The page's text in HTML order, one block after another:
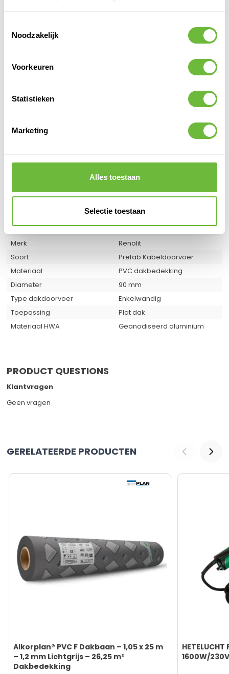
Noodzakelijk
Voorkeuren
Statistieken
Marketing
Alles toestaan
Selectie toestaan
VOOR EN NADELEN
Speciaal voor PVC daken
Eenvoudig te installeren
9509448752454
PVC
Bevestigingsflens
Ja
Merk
Renolit
Soort
Prefab Kabeldoorvoer
Materiaal
PVC dakbedekking
Diameter
90 mm
Type dakdoorvoer
Enkelwandig
Toepassing
Plat dak
Materiaal HWA
Geanodiseerd aluminium
PRODUCT QUESTIONS
Klantvragen
Geen vragen
GERELATEERDE PRODUCTEN
Alkorplan® PVC F Dakbaan – 1,05 x 25 m
– 1,2 mm Lichtgrijs – 26,25 m²
Dakbedekking
HETELUCHT
1600W/